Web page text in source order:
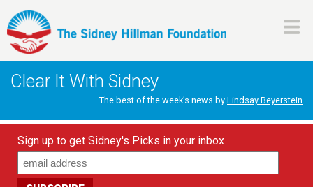
to
content
H
Clear It With Sidney
The best of the week’s news by Lindsay Beyerstein
Sign up to get Sidney's Picks in your inbox